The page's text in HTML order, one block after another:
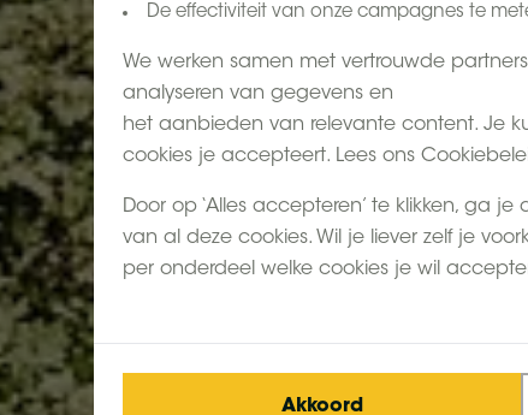
De effectiviteit van onze campagnes te
We werken samen met vertrouwde
analyseren van gegevens en
het aanbieden van relevante content. Je
cookies je accepteert. Lees ons
Door op ‘Alles accepteren’ te klikken, ga
van al deze cookies. Wil je liever zelf je
per onderdeel welke cookies je wil
Akkoord